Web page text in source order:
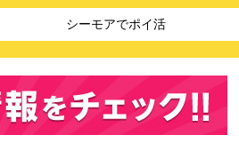
シーモアでポイ活